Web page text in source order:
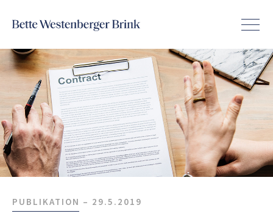
PUBLIKATION – 29.5.2019